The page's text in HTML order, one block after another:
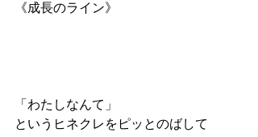
《成長のライン》
「わたしなんて」
というヒネクレをピッとのばして